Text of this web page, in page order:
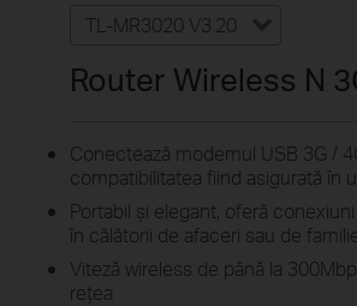
TL-MR3020 V3.20
Router Wireless N
Conectează modemul USB 3G /
compatibilitatea fiind asigurată în
Portabil și elegant, oferă
în călătorii de afaceri sau de
Viteză wireless de până la
rețea